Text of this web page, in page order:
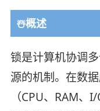
☃️概述
锁是计算机协调
源的机制。在数
（CPU、RAM